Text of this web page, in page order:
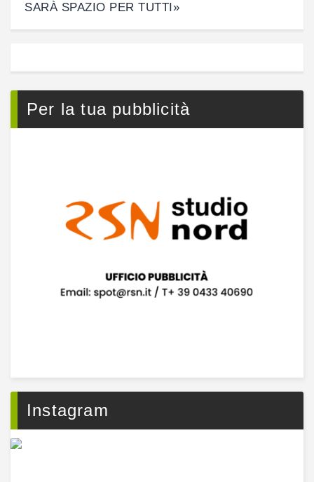
SARÀ SPAZIO PER TUTTI»
Per la tua pubblicità
Instagram